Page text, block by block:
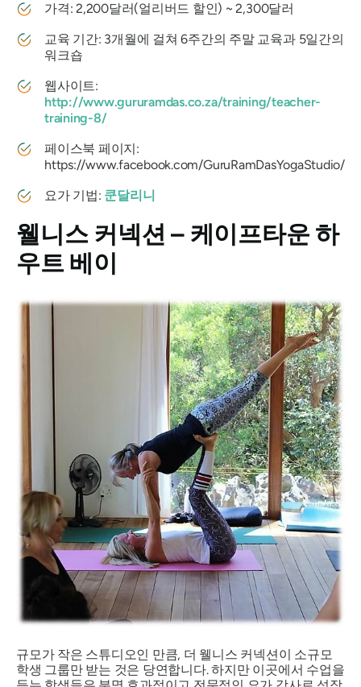
가격: 2,200달러(얼리버드 할인) ~ 2,300달러
교육 기간: 3개월에 걸쳐 6주간의 주말 교육과 5일간의
워크숍
웹사이트:
http://www.gururamdas.co.za/training/teacher-
training-8/
페이스북 페이지:
https://www.facebook.com/GuruRamDasYogaStudio/
요가 기법: 쿤달리니
웰니스 커넥션 – 케이프타운 하
우트 베이
규모가 작은 스튜디오인 만큼, 더 웰니스 커넥션이 소규모
학생 그룹만 받는 것은 당연합니다. 하지만 이곳에서 수업을